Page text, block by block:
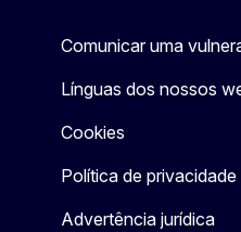
Comunicar uma
Línguas dos nossos
Cookies
Política de privacidade
Advertência jurídica